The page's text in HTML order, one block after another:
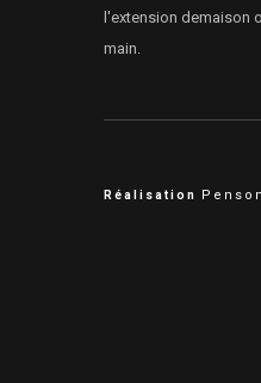
l'extension demaison
main.
Réalisation